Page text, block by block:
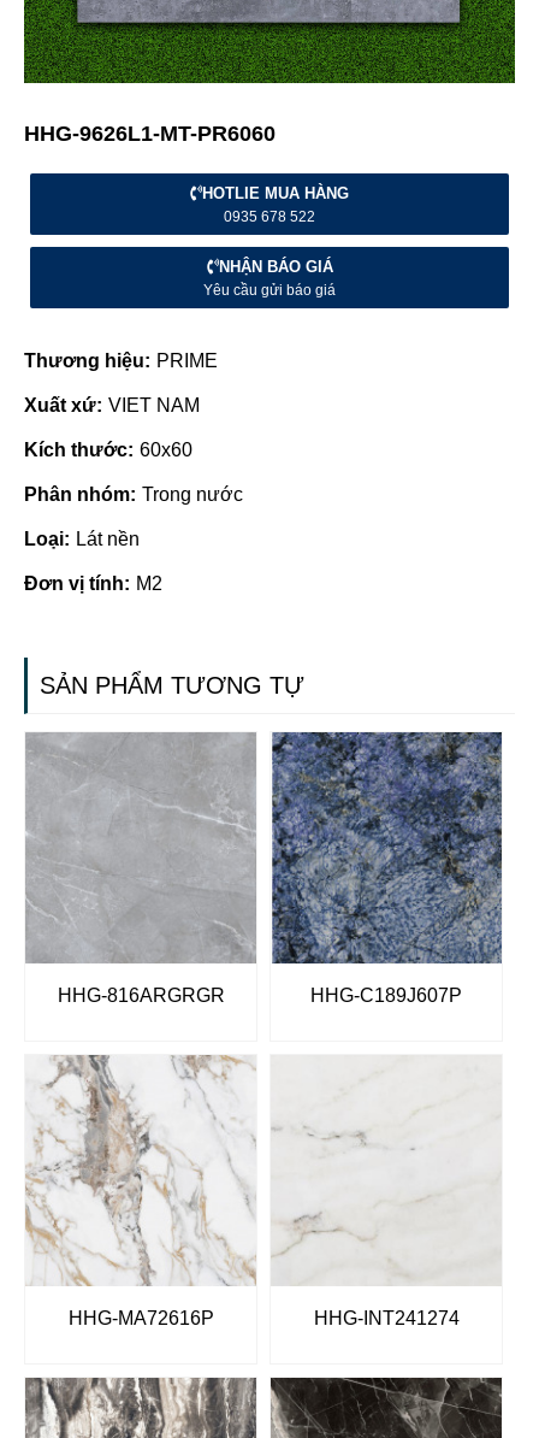
HHG-9626L1-MT-PR6060
HOTLIE MUA HÀNG
0935 678 522
NHẬN BÁO GIÁ
Yêu cầu gửi báo giá
Thương hiệu: PRIME
Xuất xứ: VIET NAM
Kích thước: 60x60
Phân nhóm: Trong nước
Loại: Lát nền
Đơn vị tính: M2
SẢN PHẨM TƯƠNG TỰ
HHG-816ARGRGR HHG-C189J607P
HHG-MA72616P HHG-INT241274